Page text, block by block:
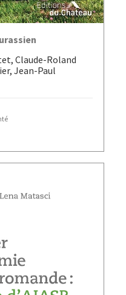
Claude-Roland
Jean-Paul